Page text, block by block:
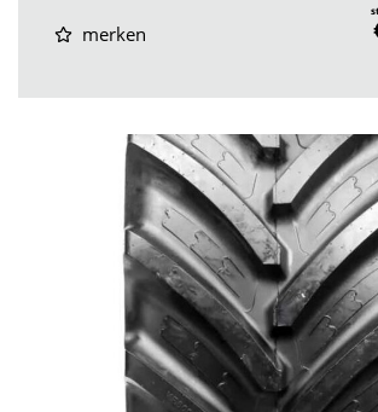
merken